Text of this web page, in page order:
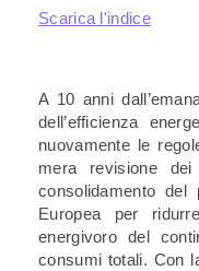
Scarica l'indice
A 10 anni
dell’efficienza
nuovamente le
mera revisione
consolidamento del
Europea per
energivoro del
consumi totali. Con